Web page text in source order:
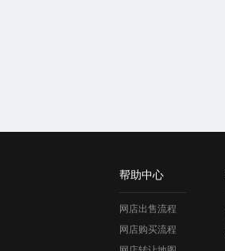
帮助中心
网店出售流程
网店购买流程